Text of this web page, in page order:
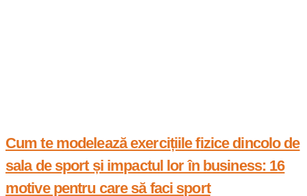
Cum te modelează exercițiile fizice dincolo de
sala de sport și impactul lor în business: 16
motive pentru care să faci sport